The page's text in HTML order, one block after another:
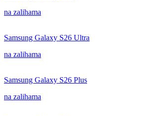
na zalihama
Samsung Galaxy S26 Ultra
na zalihama
Samsung Galaxy S26 Plus
na zalihama